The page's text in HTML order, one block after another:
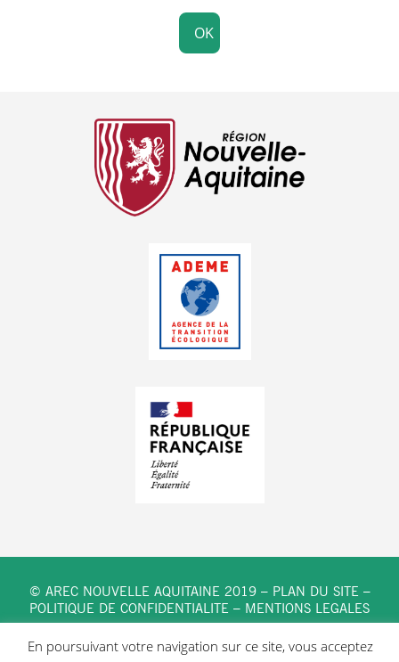
© AREC NOUVELLE AQUITAINE 2019 – PLAN DU SITE–
POLITIQUE DE CONFIDENTIALITE – MENTIONS LEGALES
En poursuivant votre navigation sur ce site, vous acceptez